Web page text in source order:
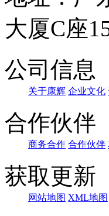
大厦C座
公司信息
关于康辉 企业文化
合作伙伴
商务合作 合作伙伴
获取更新
网站地图 XML地图